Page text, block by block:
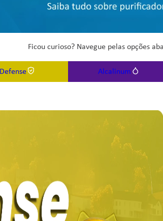
Ficou curioso? Navegue pelas opções
Defense Alcalinum